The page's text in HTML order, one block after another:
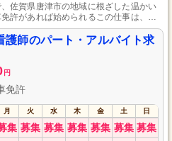
佐賀県唐津市の地域に根ざした温かい
許があれば始められるこの仕事は、介
適です。資格取得支援も充実している
を支えるやりがいを感じられる職場で
に貢献しませんか？
護師のパート・アルバイト求
円
免許
月 火 水 木 金 土 日
集 募集 募集 募集 募集 募集 募集